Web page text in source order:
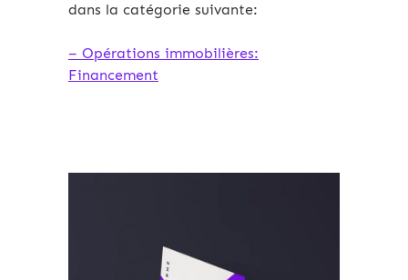
dans la catégorie suivante:
– Opérations immobilières:
Financement